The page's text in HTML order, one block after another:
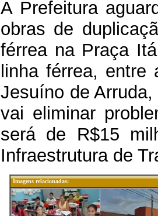
A Prefeitura
obras de
férrea na Praça
linha férrea,
Jesuíno de
vai eliminar
será de R$15
Infraestrutura de
Imagens relacionadas: